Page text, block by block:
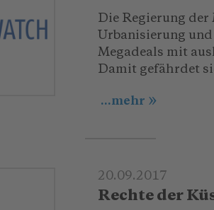
Die Regierung der
Urbanisierung
Megadeals mit
Damit gefährdet
...mehr
20.09.2017
Rechte der